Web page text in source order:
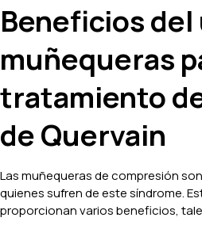
Beneficios del
muñequeras
tratamiento
de Quervain
Las muñequeras de compresión
quienes sufren de este síndrome.
proporcionan varios beneficios,